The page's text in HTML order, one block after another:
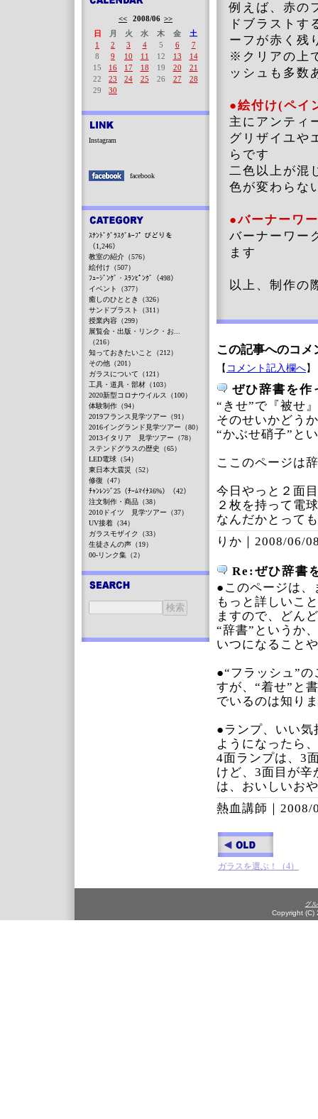
例えば、赤の
ドブラストす
ーフが赤く残
※クリアの上
ッシュも多数
●絵付け(ペイ
主にアンティ
グリザイユや
らです
二色以上が混
色が変わらな
●バーナーワ
バーナーワー
ます
以上、制作の
この記事へのコメ
【 コメント記入欄へ】
ぜひ辞書を作
“きせ”で『被せ
そのせいかどう
“かぶせ硝子”と
ここのページは
今日やっと２面
２枚を持って電
なんだかとって
りか｜ 2008/06/
Re:ぜひ辞書
●このページは
もっと詳しいこ
ますので、どん
“辞書”というか
いつになるこ
●“フラッシュ”
すが、“着せ”と
でいるのは知り
●ランプ、いい
ようになったら
4面ランプは、3
けど、3面目が
は、おいしいお
熱血講師｜ 2008/
ガラスを選ぶ！（4）
<< 2008/06 >>
日
月 火 水 木 金
土
1
2 3 4 5 6
7
8
9 10 11 12 13
14
15
16 17 18 19 20
21
22
23 24 25 26 27
28
29
30
Instagram
facebook
ｽﾃﾝﾄﾞｸﾞﾗｽｸﾞﾙｰﾌﾟ びどりを
（1,246）
教室の紹介（576）
絵付け（507）
ﾌｭｰｼﾞﾝｸﾞ・ｽﾗﾝﾋﾟﾝｸﾞ（498）
イベント（377）
癒しのひととき（326）
サンドブラスト（311）
授業内容（299）
展覧会・出版・リンク・お...
（216）
知っておきたいこと（212）
その他（201）
ガラスについて（121）
工具・道具・部材（103）
2020新型コロナウイルス（100）
体験制作（94）
2019フランス見学ツアー（91）
2016イングランド見学ツアー（80）
2013イタリア 見学ツアー（78）
ステンドグラスの歴史（65）
LED電球（54）
東日本大震災（52）
修復（47）
ﾁｬﾝﾚﾝｼﾞ25（ﾁｰﾑﾏｲﾅｽ6%）（42）
注文制作・商品（38）
2010ドイツ 見学ツアー（37）
UV接着（34）
ガラスモザイク（33）
生徒さんの声（19）
00-リンク集（2）
グ
Copyright (C)